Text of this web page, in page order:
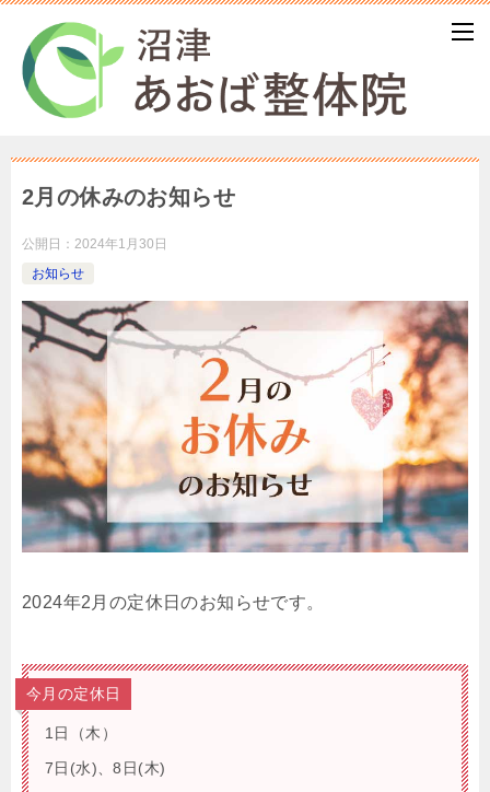
2月の休みのお知らせ
公開日： 2024年1月30日
お知らせ
2024年2月の定休日のお知らせです。
今月の定休日
1日（木）
7日(水)、8日(木)